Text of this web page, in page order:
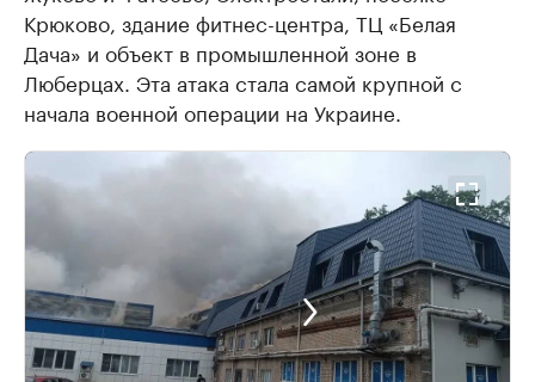
Крюково, здание фитнес-центра, ТЦ «Белая
Дача» и объект в промышленной зоне в
Люберцах. Эта атака стала самой крупной с
начала военной операции на Украине.